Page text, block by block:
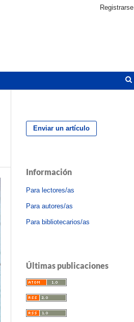
Registrarse
Enviar un artículo
Información
Para lectores/as
Para autores/as
Para bibliotecarios/as
Últimas publicaciones